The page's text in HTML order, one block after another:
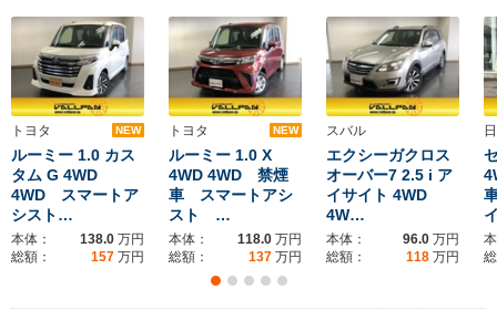
トヨタ NEW
ルーミー 1.0 カス
タム G 4WD
4WD スマートア
シスト…
本体： 138.0 万円
総額：
157 万円
トヨタ NEW
ルーミー 1.0 X
4WD 4WD 禁煙
車 スマートアシ
スト …
本体： 118.0 万円
総額：
137 万円
スバル
エクシーガクロス
オーバー7 2.5 i ア
イサイト 4WD
4W…
本体： 96.0 万円
総額：
118 万円